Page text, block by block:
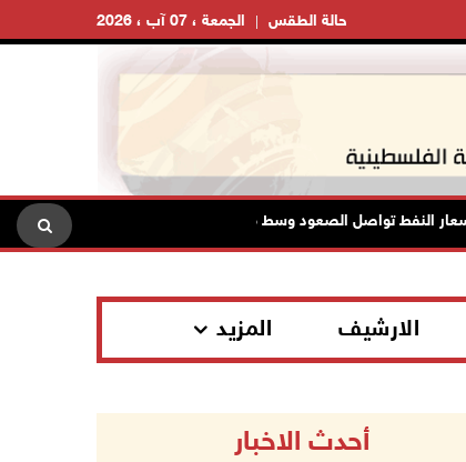
الجمعة ، 07 آب ، 2026 حالة الطقس
النفط تواصل الصعود وسط مخاوف بشأن مستقبل الملاحة في هرمز
الارشيف المزيد
أحدث الاخبار